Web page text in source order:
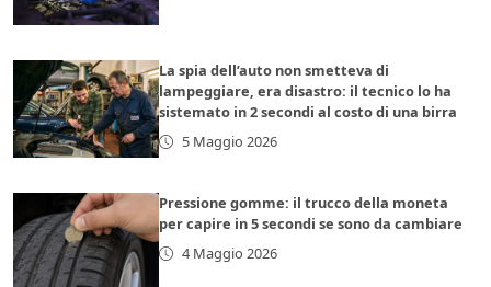
La spia dell’auto non smetteva di
lampeggiare, era disastro: il tecnico lo ha
sistemato in 2 secondi al costo di una birra
5 Maggio 2026
Pressione gomme: il trucco della moneta
per capire in 5 secondi se sono da cambiare
4 Maggio 2026